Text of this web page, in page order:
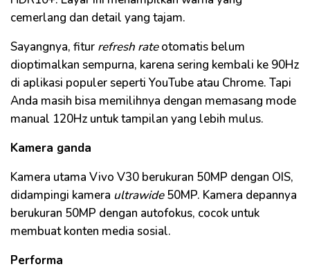
cemerlang dan detail yang tajam.
Sayangnya, fitur refresh rateotomatis belum
dioptimalkan sempurna, karena sering kembali ke 90Hz
di aplikasi populer seperti YouTube atau Chrome. Tapi
Anda masih bisa memilihnya dengan memasang mode
manual 120Hz untuk tampilan yang lebih mulus.
Kamera ganda
Kamera utama Vivo V30 berukuran 50MP dengan OIS,
didampingi kamera ultrawide50MP. Kamera depannya
berukuran 50MP dengan autofokus, cocok untuk
membuat konten media sosial.
Performa